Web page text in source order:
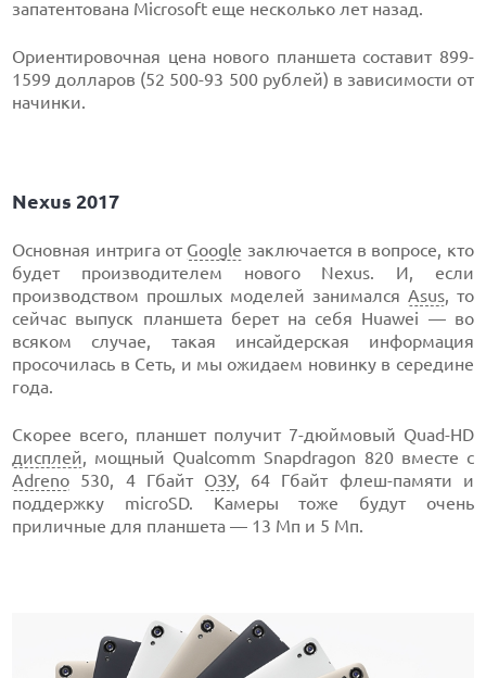
запатентована Microsoft еще несколько лет назад.
Ориентировочная цена нового планшета составит 899-
1599 долларов (52 500-93 500 рублей) в зависимости от
начинки.
Nexus 2017
Основная интрига от Google заключается в вопросе, кто
будет производителем нового Nexus. И, если
производством прошлых моделей занимался Asus, то
сейчас выпуск планшета берет на себя Huawei — во
всяком случае, такая инсайдерская информация
просочилась в Сеть, и мы ожидаем новинку в середине
года.
Скорее всего, планшет получит 7-дюймовый Quad-HD
дисплей, мощный Qualcomm Snapdragon 820 вместе с
Adreno 530, 4 Гбайт ОЗУ, 64 Гбайт флеш-памяти и
поддержку microSD. Камеры тоже будут очень
приличные для планшета — 13 Мп и 5 Мп.